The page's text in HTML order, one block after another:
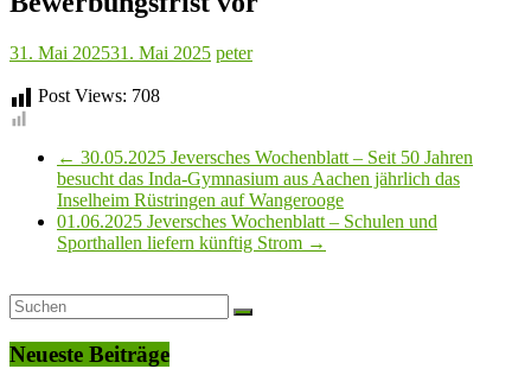
31. Mai 202531. Mai 2025 peter
Post Views: 708
← 30.05.2025 Jeversches Wochenblatt – Seit 50 Jahren
besucht das Inda-Gymnasium aus Aachen jährlich das
Inselheim Rüstringen auf Wangerooge
01.06.2025 Jeversches Wochenblatt – Schulen und
Sporthallen liefern künftig Strom →
Neueste Beiträge